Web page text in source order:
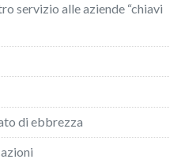
servizio alle aziende “chiavi
di ebbrezza